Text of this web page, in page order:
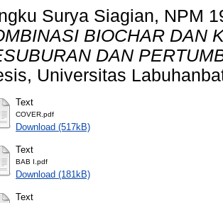
Surya Siagian, NPM
BIOCHAR DAN
DAN
Universitas
Text
COVER.pdf
Download (517kB)
Text
BAB I.pdf
Download (181kB)
Text